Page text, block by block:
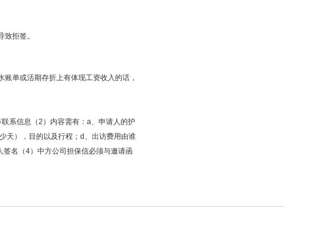
拒签。
单或活期存折上有体现工资收入的话，
系信息（2）内容需有：a、申请人的护
天），目的以及行程；d、出访费用由谁
名（4）中方公司担保信必须与邀请函